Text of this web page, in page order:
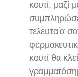
κουτί, μαζί
τελευταία
κουτί θα